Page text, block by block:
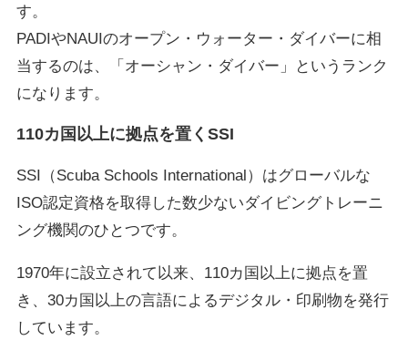
す。
PADIやNAUIのオープン・ウォーター・ダイバーに相
当するのは、「オーシャン・ダイバー」というランク
になります。
110カ国以上に拠点を置くSSI
SSI（Scuba Schools International）はグローバルな
ISO認定資格を取得した数少ないダイビングトレーニ
ング機関のひとつです。
1970年に設立されて以来、110カ国以上に拠点を置
き、30カ国以上の言語によるデジタル・印刷物を発行
しています。